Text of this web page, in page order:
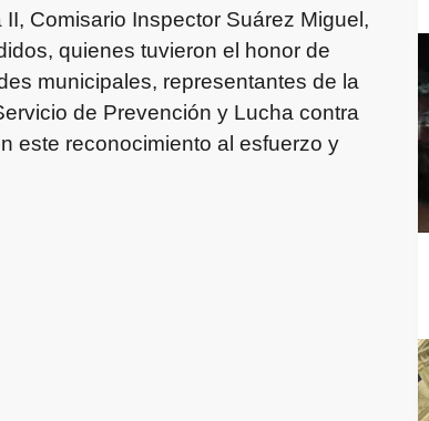
Comisario Inspector Suárez Miguel,
quienes tuvieron el honor de
municipales, representantes de la
de Prevención y Lucha contra
este reconocimiento al esfuerzo y